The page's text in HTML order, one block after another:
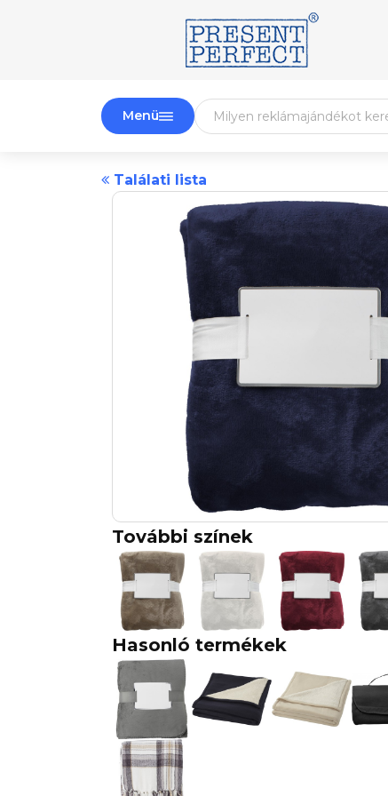
Menü
Találati lista
További színek
Hasonló termékek